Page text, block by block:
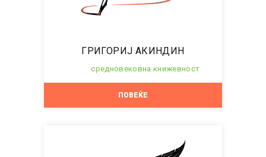
ГРИГОРИЈ АКИНДИН
средновековна книжевност
ПОВЕЌЕ